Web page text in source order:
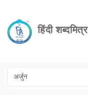
हिंदी शब्दमित्र